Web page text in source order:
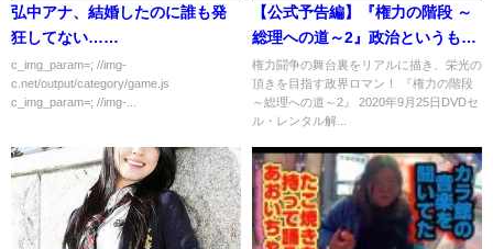
弘中アナ、結婚したのに誰も発
狂してない……
c_img_param=; //img-
c.net/output/category/game.js
c_img_param=; //img-...
【公式予告編】『権力の階段 ～
総理への道～2』政治というもの
は、マスコミの薄っぺらな正義
感で揺らぐほど、甘いものじゃ
ない。
権力闘争の舞台裏をリアルに描き、栄光の
頂きを目指す政界ロマン！ 『権力の階段
～総理への道～2』 2020年9月25日DVDセ
ル・レンタル解...